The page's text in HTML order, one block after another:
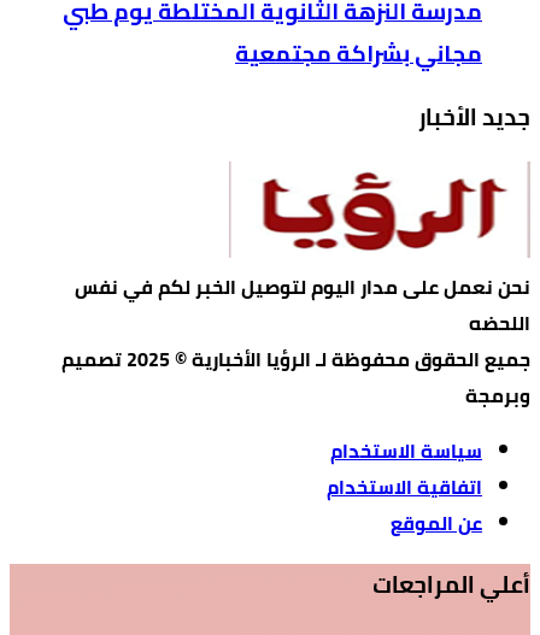
مدرسة النزهة الثانوية المختلطة يوم طبي
مجاني بشراكة مجتمعية
جديد الأخبار
نحن نعمل على مدار اليوم لتوصيل الخبر لكم في نفس
اللحضه
جميع الحقوق محفوظة لـ الرؤيا الأخبارية © 2025 تصميم
وبرمجة
سياسة الاستخدام
اتفاقية الاستخدام
عن الموقع
أعلي المراجعات